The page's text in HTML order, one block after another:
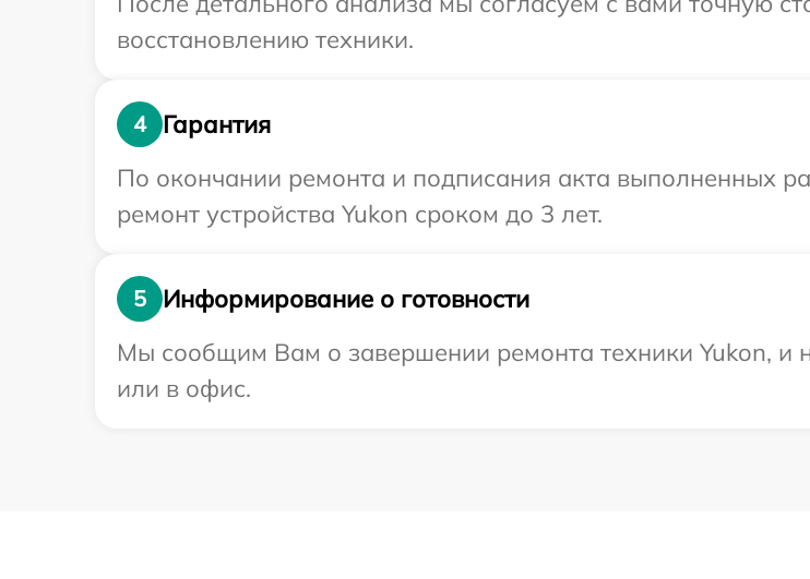
восстановлению техники.
4
Гарантия
По окончании ремонта и подписания акта выполненных
ремонт устройства Yukon сроком до 3 лет.
5
Информирование о готовности
Мы сообщим Вам о завершении ремонта техники Yukon, и
или в офис.